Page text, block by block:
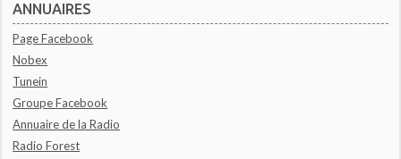
ANNUAIRES
Page Facebook
Nobex
Tunein
Groupe Facebook
Annuaire de la Radio
Radio Forest